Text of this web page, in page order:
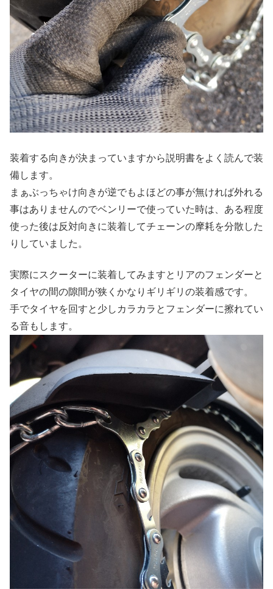
装着する向きが決まっていますから説明書をよく読んで装
備します。
まぁぶっちゃけ向きが逆でもよほどの事が無ければ外れる
事はありませんのでベンリーで使っていた時は、ある程度
使った後は反対向きに装着してチェーンの摩耗を分散した
りしていました。
実際にスクーターに装着してみますとリアのフェンダーと
タイヤの間の隙間が狭くかなりギリギリの装着感です。
手でタイヤを回すと少しカラカラとフェンダーに擦れてい
る音もします。